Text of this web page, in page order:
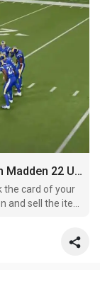
Madden 22 Fastest Way to Get Coins in Madden 22 Ultimate Team
the card of your
and sell the item